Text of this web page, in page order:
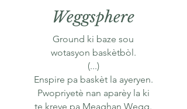
Weggsphere
Ground ki baze sou
wotasyon baskètbòl.
(...)
Enspire pa baskèt la ayeryen.
Pwopriyetè nan aparèy la ki
te kreye pa Meaghan Wegg.